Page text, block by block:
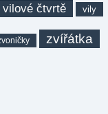
vilové čtvrtě vily
zvířátka